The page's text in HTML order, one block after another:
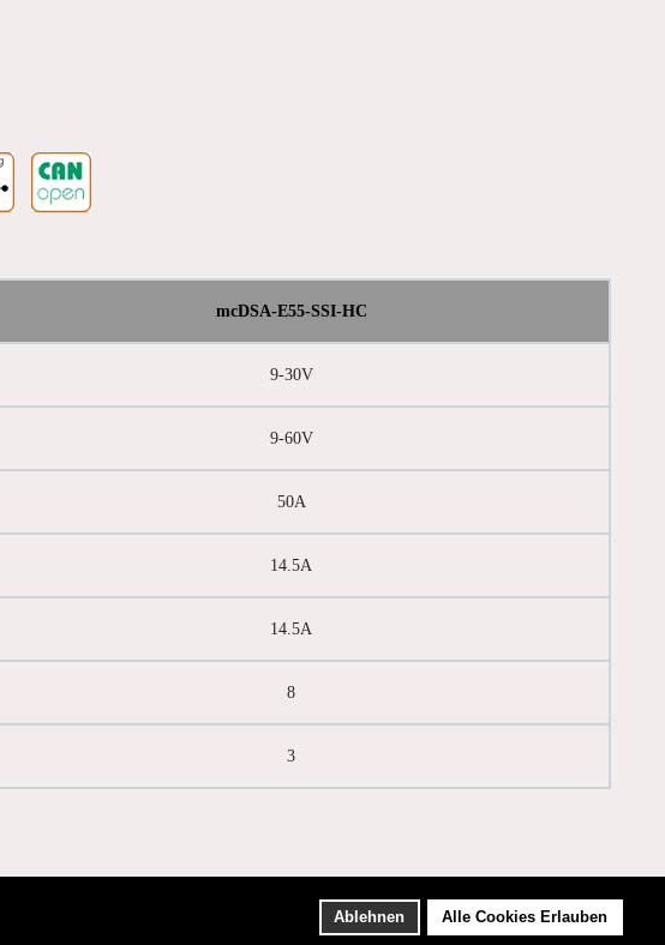
Ablehnen Alle Cookies Erlauben
mcDSA-E55-SSI-HC
9-30V
9-60V
50A
14.5A
14.5A
8
3